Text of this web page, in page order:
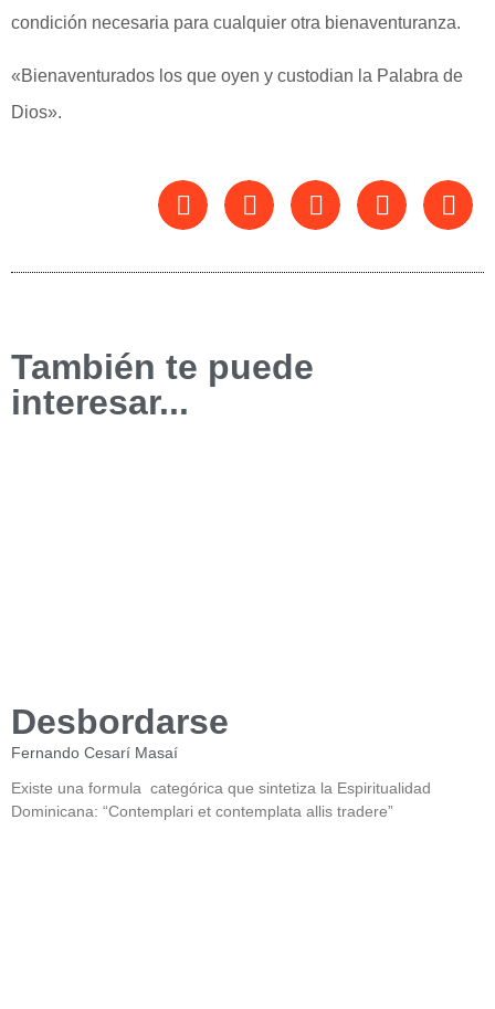
condición necesaria para cualquier otra bienaventuranza.
«Bienaventurados los que oyen y custodian la Palabra de
Dios».
También te puede
interesar...
Desbordarse
Fernando Cesarí Masaí
Existe una formula categórica que sintetiza la Espiritualidad
Dominicana: “Contemplari et contemplata allis tradere”